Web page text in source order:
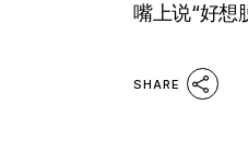
嘴上说“好想
SHARE